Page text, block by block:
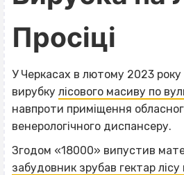
Просіці
У Черкасах в лютому 2023 року
вирубку лісового масиву по
навпроти приміщення
венерологічного диспансеру.
Згодом «18000» випустив
забудовник зрубав гектар